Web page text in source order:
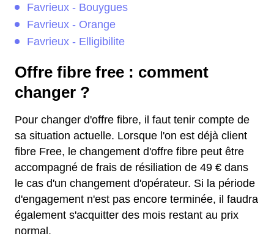
Favrieux - Bouygues
Favrieux - Orange
Favrieux - Elligibilite
Offre fibre free : comment
changer ?
Pour changer d'offre fibre, il faut tenir compte de
sa situation actuelle. Lorsque l'on est déjà client
fibre Free, le changement d'offre fibre peut être
accompagné de frais de résiliation de 49 € dans
le cas d'un changement d'opérateur. Si la période
d'engagement n'est pas encore terminée, il faudra
également s'acquitter des mois restant au prix
normal.